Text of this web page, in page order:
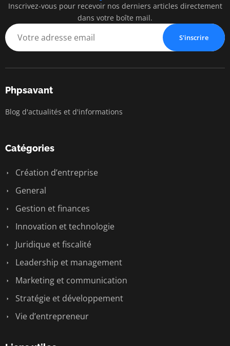
Inscrivez-vous pour recevoir nos derniers articles directement
dans votre boîte mail.
S'inscrire
Phpsavant
Blog d'actualités et d'informations
Catégories
Création d’entreprise
General
Gestion et finances
Innovation et technologie
Juridique et fiscalité
Leadership et management
Marketing et communication
Stratégie et développement
Vie d’entrepreneur